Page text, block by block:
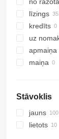
no
līzings
kredīts
uz
apmaiņa
maiņa
Stāvoklis
jauns
lietots